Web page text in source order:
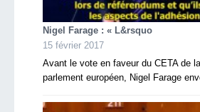
Nigel Farage : « L&rsquo
15 février 2017
Avant le vote en faveur du CETA de
parlement européen, Nigel Farage